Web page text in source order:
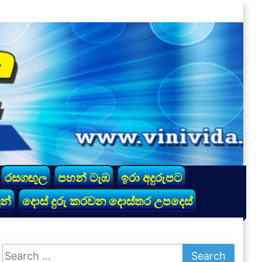
රසගඟුල පහන් ටැඹ
ඉරා අදුරුපට
දොස් දුරු කරවන දොස්තර උපදෙස්